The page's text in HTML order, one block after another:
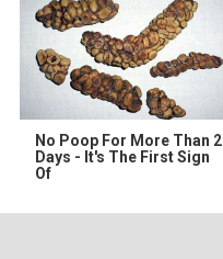
No Poop For More Than 2
Days - It's The First Sign
Of